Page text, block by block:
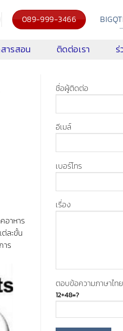
089-999-3466
ารสอน ติดต่อเรา ร่
อาหาร
ละขั้น
าร
ชื่อผู้ติดต่อ
อีเมล์
เบอร์โทร
เรื่อง
ตอบข้อความภาษาไทย
12+48=?